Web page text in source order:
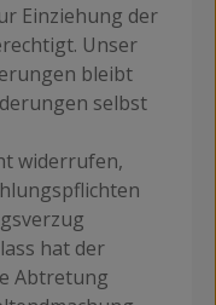
Einziehung der
Unser
bleibt
selbst
widerrufen,
hat der
Abtretung